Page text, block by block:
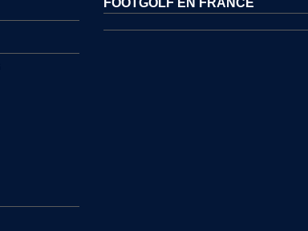
FOOTGOLF EN FRANCE